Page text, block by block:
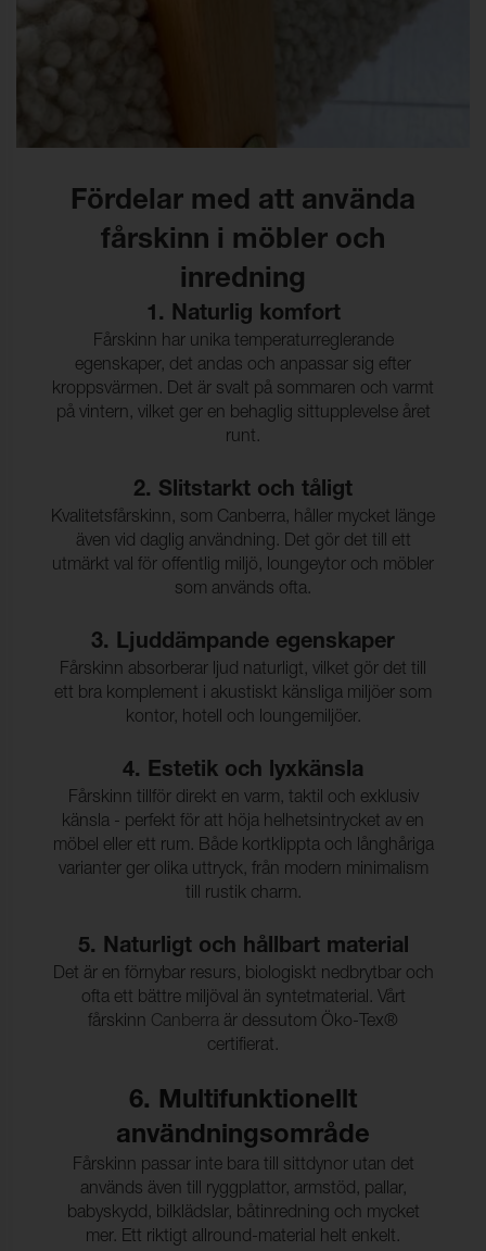
Fördelar med att använda
fårskinn i möbler och
inredning
1. Naturlig komfort
Fårskinn har unika temperaturreglerande
egenskaper, det andas och anpassar sig efter
kroppsvärmen. Det är svalt på sommaren och varmt
på vintern, vilket ger en behaglig sittupplevelse året
runt.
2. Slitstarkt och tåligt
Kvalitetsfårskinn, som Canberra, håller mycket länge
även vid daglig användning. Det gör det till ett
utmärkt val för offentlig miljö, loungeytor och möbler
som används ofta.
3. Ljuddämpande egenskaper
Fårskinn absorberar ljud naturligt, vilket gör det till
ett bra komplement i akustiskt känsliga miljöer som
kontor, hotell och loungemiljöer.
4. Estetik och lyxkänsla
Fårskinn tillför direkt en varm, taktil och exklusiv
känsla - perfekt för att höja helhetsintrycket av en
möbel eller ett rum. Både kortklippta och långhåriga
varianter ger olika uttryck, från modern minimalism
till rustik charm.
5. Naturligt och hållbart material
Det är en förnybar resurs, biologiskt nedbrytbar och
ofta ett bättre miljöval än syntetmaterial. Vårt
fårskinn Canberra är dessutom Öko-Tex®
certifierat.
6. Multifunktionellt
användningsområde
Fårskinn passar inte bara till sittdynor utan det
används även till ryggplattor, armstöd, pallar,
babyskydd, bilklädslar, båtinredning och mycket
mer. Ett riktigt allround-material helt enkelt.